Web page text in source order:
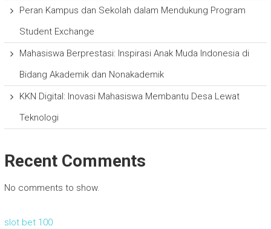
Peran Kampus dan Sekolah dalam Mendukung Program
Student Exchange
Mahasiswa Berprestasi: Inspirasi Anak Muda Indonesia di
Bidang Akademik dan Nonakademik
KKN Digital: Inovasi Mahasiswa Membantu Desa Lewat
Teknologi
Recent Comments
No comments to show.
slot bet 100